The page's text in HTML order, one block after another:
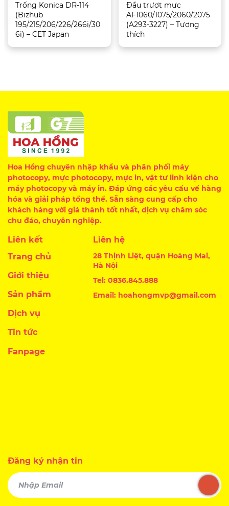
Trống Konica DR-114
(Bizhub
195/215/206/226/266i/30
6i) – CET Japan
Đầu trượt mực
AF1060/1075/2060/2075
(A293-3227) – Tương
thích
Hoa Hồng chuyên nhập khẩu và phân phối máy
photocopy, mực photocopy, mực in, vật tư linh kiện cho
máy photocopy và máy in. Đáp ứng các yêu cầu về hàng
hóa và giải pháp tổng thể. Sẵn sàng cung cấp cho
khách hàng với giá thành tốt nhất, dịch vụ chăm sóc
chu đáo, chuyên nghiệp.
Liên kết
Trang chủ
Giới thiệu
Sản phẩm
Dịch vụ
Tin tức
Liên hệ
28 Thịnh Liệt, quận Hoàng Mai,
Hà Nội
Tel: 0836.845.888
Email: hoahongmvp@gmail.com
Fanpage
Đăng ký nhận tin